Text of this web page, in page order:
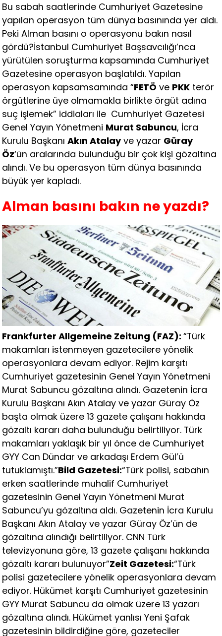
Bu sabah saatlerinde Cumhuriyet Gazetesine
yapılan operasyon tüm dünya basınında yer aldı.
Peki Alman basını o operasyonu bakın nasıl
gördü?İstanbul Cumhuriyet Başsavcılığı’nca
yürütülen soruşturma kapsamında Cumhuriyet
Gazetesine operasyon başlatıldı. Yapılan
operasyon kapsamsamında “FETÖ ve PKK terör
örgütlerine üye olmamakla birlikte örgüt adına
suç işlemek” iddiaları ile Cumhuriyet Gazetesi
Genel Yayın Yönetmeni Murat Sabuncu, İcra
Kurulu BaşkanıAkın Atalayve yazar Güray
Öz‘ün aralarında bulunduğu bir çok kişi gözaltına
alındı. Ve bu operasyon tüm dünya basınında
büyük yer kapladı.
Alman basını bakın ne yazdı?
Frankfurter Allgemeine Zeitung (FAZ):“Türk
makamları istenmeyen gazetecilere yönelik
operasyonlara devam ediyor. Rejim karşıtı
Cumhuriyet gazetesinin Genel Yayın Yönetmeni
Murat Sabuncu gözaltına alındı. Gazetenin İcra
Kurulu Başkanı Akın Atalay ve yazar Güray Öz
başta olmak üzere 13 gazete çalışanı hakkında
gözaltı kararı daha bulunduğu belirtiliyor. Türk
makamları yaklaşık bir yıl önce de Cumhuriyet
GYY Can Dündar ve arkadaşı Erdem Gül’ü
tutuklamıştı.”Bild Gazetesi:“Türk polisi, sabahın
erken saatlerinde muhalif Cumhuriyet
gazetesinin Genel Yayın Yönetmeni Murat
Sabuncu’yu gözaltına aldı. Gazetenin İcra Kurulu
Başkanı Akın Atalay ve yazar Güray Öz’ün de
gözaltına alındığı belirtiliyor. CNN Türk
televizyonuna göre, 13 gazete çalışanı hakkında
gözaltı kararı bulunuyor”Zeit Gazetesi:“Türk
polisi gazetecilere yönelik operasyonlara devam
ediyor. Hükümet karşıtı Cumhuriyet gazetesinin
GYY Murat Sabuncu da olmak üzere 13 yazarı
gözaltına alındı. Hükümet yanlısı Yeni Şafak
gazetesinin bildirdiğine göre, gazeteciler